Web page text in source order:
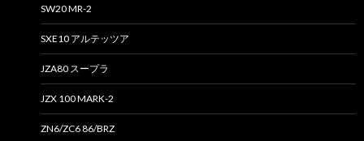
SW20 MR-2
SXE10 アルテッツア
JZA80 スープラ
JZX 100 MARK-2
ZN6/ZC6 86/BRZ